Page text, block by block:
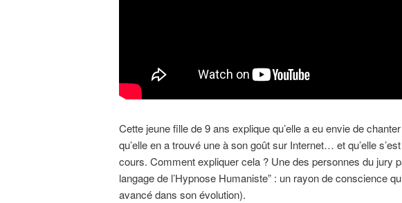
Cette jeune fille de 9 ans explique qu’elle a eu envie de
qu’elle en a trouvé une à son goût sur Internet… et qu’elle
cours. Comment expliquer cela ? Une des personnes du jury
langage de l’Hypnose Humaniste” : un rayon de conscience
avancé dans son évolution).